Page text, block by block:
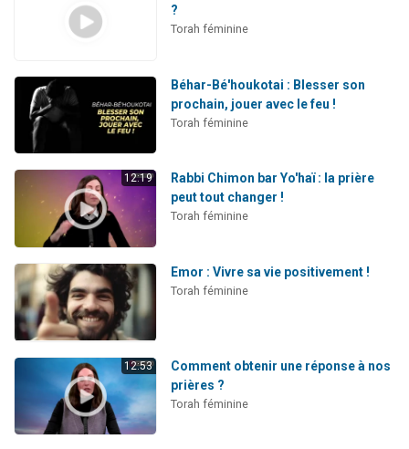
?
Torah féminine
Béhar-Bé'houkotai : Blesser son
prochain, jouer avec le feu !
Torah féminine
12:19
Rabbi Chimon bar Yo'haï : la prière
peut tout changer !
Torah féminine
Emor : Vivre sa vie positivement !
Torah féminine
12:53
Comment obtenir une réponse à nos
prières ?
Torah féminine